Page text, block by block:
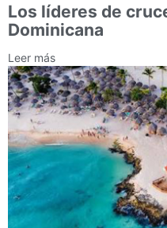
Los líderes de
Dominicana
Leer más